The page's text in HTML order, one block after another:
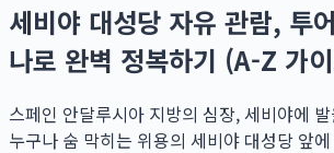
세비야 대성당 자유 관람, 투
나로 완벽 정복하기 (A-Z 가
스페인 안달루시아 지방의 심장, 세비야에
누구나 숨 막히는 위용의 세비야 대성당 앞